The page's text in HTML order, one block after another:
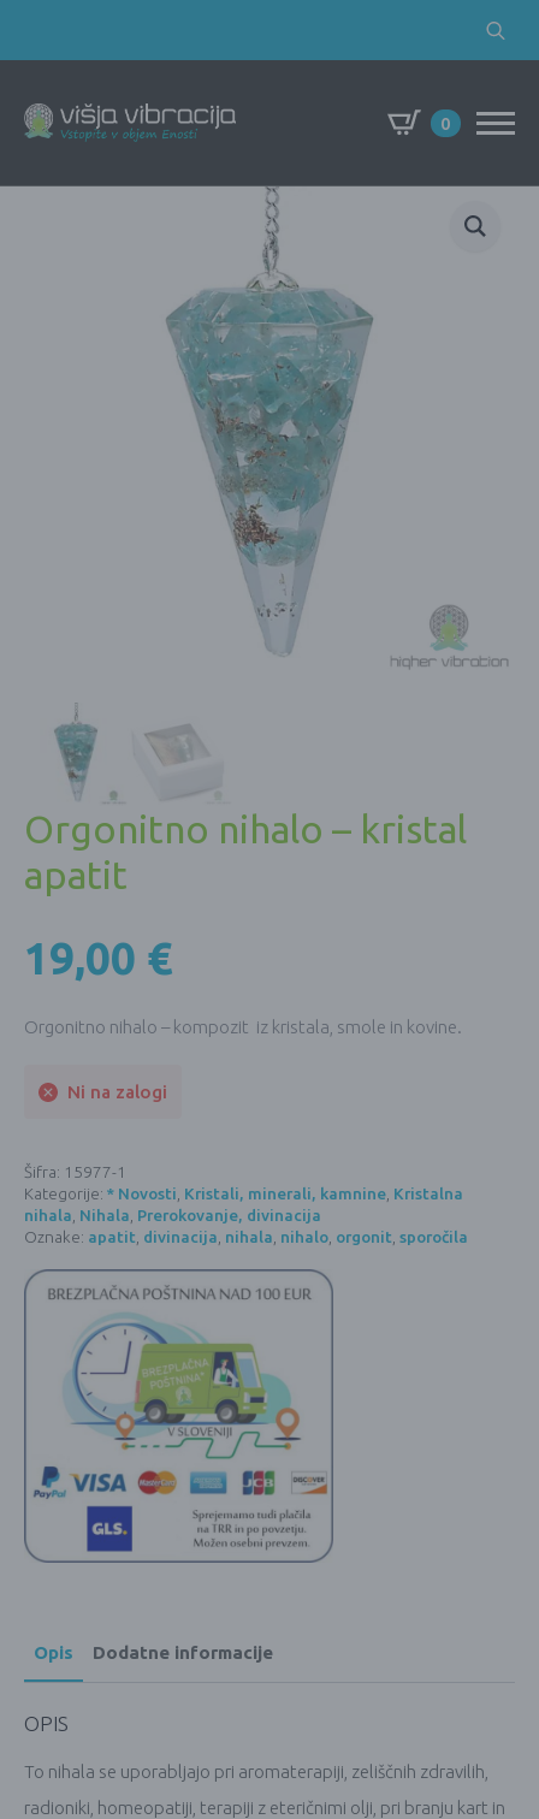
Search
0
Orgonitno nihalo – kristal
apatit
19,00 €
Orgonitno nihalo – kompozit iz kristala, smole in kovine.
Ni na zalogi
Šifra: 15977-1
Kategorije: * Novosti, Kristali, minerali, kamnine, Kristalna
nihala, Nihala, Prerokovanje, divinacija
Oznake: apatit, divinacija, nihala, nihalo, orgonit, sporočila
Opis Dodatne informacije
OPIS
To nihala se uporabljajo pri aromaterapiji, zeliščnih zdravilih,
radioniki, homeopatiji, terapiji z eteričnimi olji, pri branju kart in